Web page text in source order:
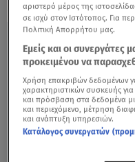
αριστερό μέρος της
σε ισχύ στον Ιστότοπος. Για
Πολιτική Απορρήτου μας.
Εμείς και οι συνεργάτες
προκειμένου να
Χρήση επακριβών δεδομένων
χαρακτηριστικών συσκευής
και πρόσβαση στα δεδομένα
και περιεχόμενο, μέτρηση
και ανάπτυξη υπηρεσιών.
Κατάλογος συνεργατών